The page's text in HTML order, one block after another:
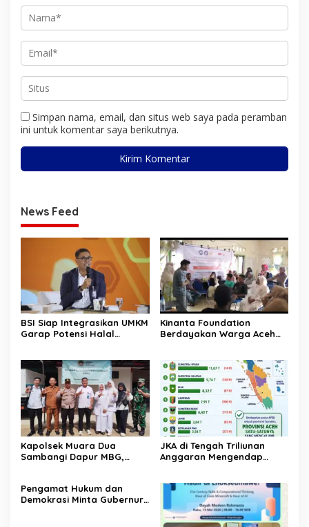
Simpan nama, email, dan situs web saya pada peramban
ini untuk komentar saya berikutnya.
News Feed
BSI Siap Integrasikan UMKM
Garap Potensi Halal
Kinanta Foundation
Berdayakan Warga Aceh
Kapolsek Muara Dua
Sambangi Dapur MBG,
Sesuai SOP
JKA di Tengah Triliunan
Anggaran Mengendap
pemerintah Aceh
‎Pengamat Hukum dan
Demokrasi Minta Gubernur